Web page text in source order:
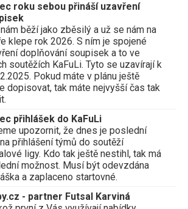
roku sebou přináší uzavření
běží jako zběsilý a už se nám na
klepe rok 2026. S ním je spojené
doplňování soupisek a to ve
soutěžích KaFuLi. Tyto se uzavírají k
Pokud máte v plánu ještě
dopisovat, tak máte nejvyšší čas tak
přihlášek do KaFuLi
upozornit, že dnes je poslední
přihlášení týmů do soutěží
ligy. Kdo tak ještě nestihl, tak má
možnost. Musí být odevzdána
a zaplaceno startovné.
- partner Futsal Karviná